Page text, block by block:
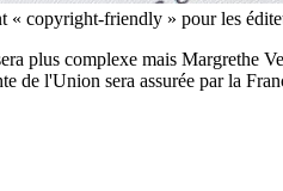
« copyright-friendly » pour les
plus complexe mais Margrethe
de l'Union sera assurée par la